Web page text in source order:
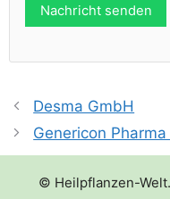
Nachricht senden
Desma GmbH
Genericon
© Heilpflanzen-